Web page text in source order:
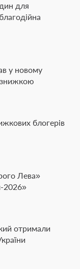
для
у новому
знижкою
блогерів
Лева»
2026»
отримали